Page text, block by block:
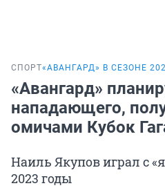
СПОРТ«‎АВАНГАРД» В СЕЗОНЕ
«Авангард»
нападающего,
омичами Кубок
Наиль Якупов играл с
2023 годы